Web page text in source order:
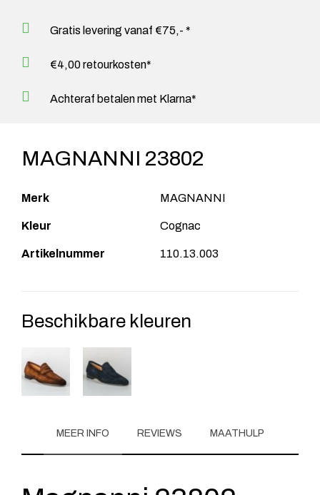
Gratis levering vanaf €75,- *
€4,00 retourkosten*
Achteraf betalen met Klarna*
MAGNANNI 23802
Merk MAGNANNI
Kleur Cognac
Artikelnummer 110.13.003
Beschikbare kleuren
MEER INFO REVIEWS MAATHULP